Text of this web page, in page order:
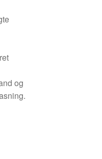
og